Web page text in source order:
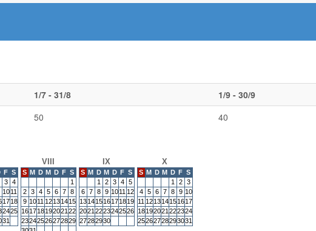
1/7 - 31/8
1/9 - 30/9
50 40
F S
3
4
10 11
17 18
2425
31
VIII
S M D M D F S
1
2
3 4 5 6 7
8
9 10 11 12 13 14 15
16 17 18 192021 22
23242526272829
IX
S M D M D F S
1
2 3 4
5
6
7 8 9 10 11 12
13 14 15 16 17 18 19
2021 2223242526
27282930
X
S M D M D F S
1
2
3
4
5 6 7 8 9 10
11 12 13 14 15 16 17
18 192021 222324
25262728293031